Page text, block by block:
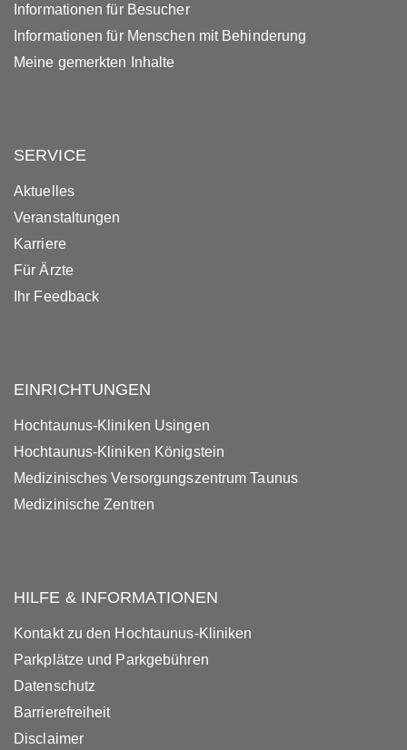
Informationen für Besucher
Informationen für Menschen mit Behinderung
Meine gemerkten Inhalte
SERVICE
Aktuelles
Veranstaltungen
Karriere
Für Ärzte
Ihr Feedback
EINRICHTUNGEN
Hochtaunus-Kliniken Usingen
Hochtaunus-Kliniken Königstein
Medizinisches Versorgungszentrum Taunus
Medizinische Zentren
HILFE & INFORMATIONEN
Kontakt zu den Hochtaunus-Kliniken
Parkplätze und Parkgebühren
Datenschutz
Barrierefreiheit
Disclaimer